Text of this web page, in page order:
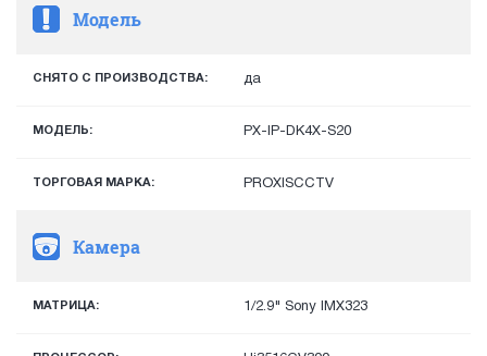
Модель
СНЯТО С ПРОИЗВОДСТВА: да
МОДЕЛЬ: PX-IP-DK4X-S20
ТОРГОВАЯ МАРКА: PROXISCCTV
Камера
МАТРИЦА: 1/2.9" Sony IMX323